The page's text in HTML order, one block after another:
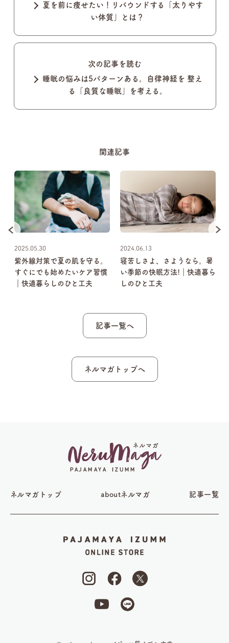
夏を前に痩せたい！リバウンドする「太りやす
い体質」とは？
次の記事を読む
睡眠の悩みは5パターンある。自律神経を 整え
る「良質な睡眠」を考える。
関連記事
2025.05.30
紫外線対策で夏の肌を守る。
すぐにでも始めたいケア習慣
｜快適暮らしのひと工夫
2024.06.13
寝苦しさよ、さようなら。暑
い季節の快眠方法!｜快適暮ら
しのひと工夫
記事一覧へ
ネルマガトップへ
ネルマガトップ aboutネルマガ 記事一覧